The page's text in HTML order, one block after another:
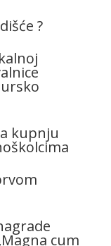
?
kupnju
cum